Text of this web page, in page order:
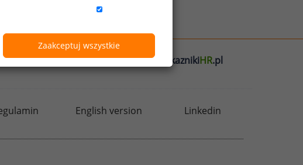
badaniaHR.pl wskaznikiHR.pl
English version Linkedin
Zaakceptuj wszystkie